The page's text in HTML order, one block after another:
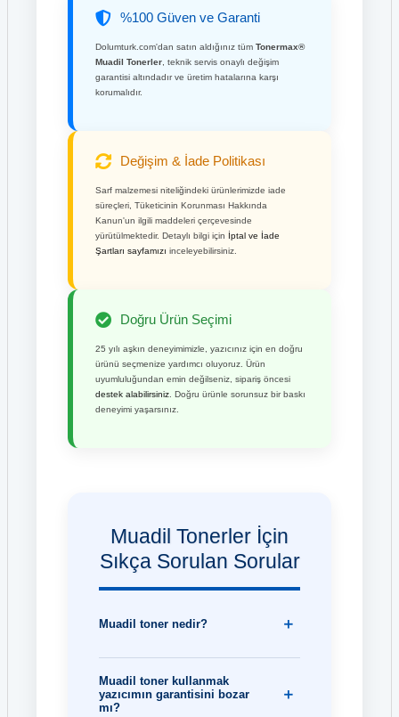
%100 Güven ve Garanti
Dolumturk.com'dan satın aldığınız tüm Tonermax®
Muadil Tonerler , teknik servis onaylı değişim
garantisi altındadır ve üretim hatalarına karşı
korumalıdır.
Değişim & İade Politikası
Sarf malzemesi niteliğindeki ürünlerimizde iade
süreçleri, Tüketicinin Korunması Hakkında
Kanun'un ilgili maddeleri çerçevesinde
yürütülmektedir. Detaylı bilgi için İptal ve İade
Şartları sayfamızı inceleyebilirsiniz.
Doğru Ürün Seçimi
25 yılı aşkın deneyimimizle, yazıcınız için en doğru
ürünü seçmenize yardımcı oluyoruz. Ürün
uyumluluğundan emin değilseniz, sipariş öncesi
destek alabilirsiniz . Doğru ürünle sorunsuz bir baskı
deneyimi yaşarsınız.
Muadil Tonerler İçin
Sıkça Sorulan Sorular
Muadil toner nedir?
Muadil toner kullanmak
yazıcımın garantisini bozar
mı?